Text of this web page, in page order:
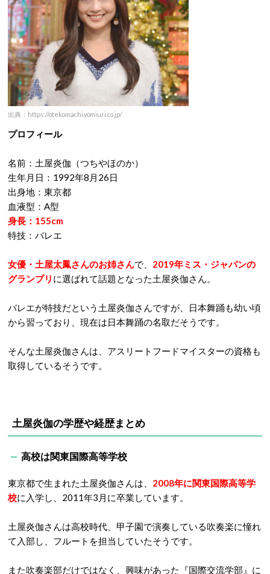
出典：https://otekomachi.yomiuri.co.jp/
プロフィール
名前：土屋炎伽（つちやほのか）
生年月日：1992年8月26日
出身地：東京都
血液型：A型
身長：155cm
特技：バレエ
女優・土屋太鳳さんのお姉さんで、 2019年ミス・ジャパンの
グランプリ に選ばれて話題となった土屋炎伽さん。
バレエが特技だという土屋炎伽さんですが、日本舞踊も幼い頃
から習っており、現在は日本舞踊の名取だそうです。
そんな土屋炎伽さんは、アスリートフードマイスターの資格も
取得しているそうです。
土屋炎伽の学歴や経歴まとめ
高校は関東国際高等学校
東京都で生まれた土屋炎伽さんは、 2008年に関東国際高等学
校に入学し、2011年3月に卒業しています。
土屋炎伽さんは高校時代、甲子園で演奏している吹奏楽に憧れ
て入部し、フルートを担当していたそうです。
また吹奏楽部だけではなく、興味があった『国際交流学部』に